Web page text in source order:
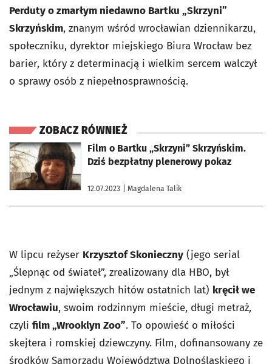
Perduty o zmarłym niedawno Bartku „Skrzyni”
Skrzyńskim, znanym wśród wrocławian dziennikarzu,
społeczniku, dyrektor miejskiego Biura Wrocław bez
barier, który z determinacją i wielkim sercem walczył
o sprawy osób z niepełnosprawnością.
ZOBACZ RÓWNIEŻ
Film o Bartku „Skrzyni” Skrzyńskim.
Dziś bezpłatny plenerowy pokaz
12.07.2023 | Magdalena Talik
otworzy się w nowej karcie
W lipcu reżyser Krzysztof Skonieczny (jego serial
„Ślepnąc od świateł”, zrealizowany dla HBO, był
jednym z największych hitów ostatnich lat) kręcił we
Wrocławiu, swoim rodzinnym mieście, długi metraż,
czyli film „Wrooklyn Zoo”. To opowieść o miłości
skejtera i romskiej dziewczyny. Film, dofinansowany ze
środków Samorządu Województwa Dolnośląskiego i